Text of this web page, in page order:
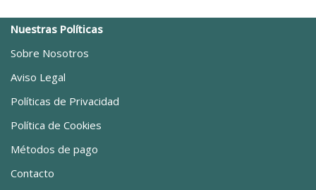
Nuestras Políticas
Sobre Nosotros
Aviso Legal
Políticas de Privacidad
Política de Cookies
Métodos de pago
Contacto